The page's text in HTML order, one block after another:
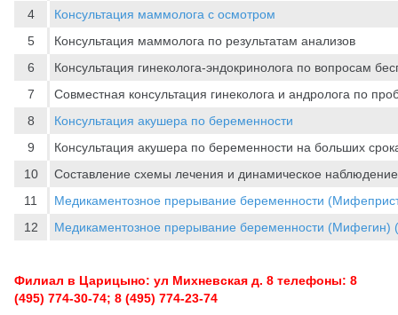
4
Консультация маммолога с осмотром
5
Консультация маммолога по результатам анализов
6
Консультация гинеколога-эндокринолога по вопросам
7
Совместная консультация гинеколога и андролога по
8
Консультация акушера по беременности
9
Консультация акушера по беременности на больших
10
Составление схемы лечения и динамическое
11
Медикаментозное прерывание беременности
12
Медикаментозное прерывание беременности (Мифегин)
Филиал в Царицыно: ул Михневская д. 8 телефоны: 8
(495) 774-30-74; 8 (495) 774-23-74